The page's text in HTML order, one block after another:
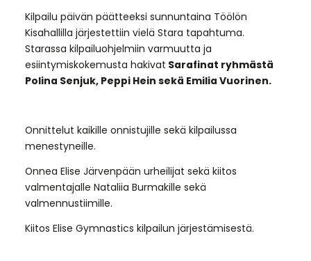
Kilpailu päivän päätteeksi sunnuntaina Töölön
Kisahallilla järjestettiin vielä Stara tapahtuma.
Starassa kilpailuohjelmiin varmuutta ja
esiintymiskokemusta hakivat Sarafinat ryhmästä
Polina Senjuk, Peppi Hein sekä Emilia Vuorinen.
Onnittelut kaikille onnistujille sekä kilpailussa
menestyneille.
Onnea Elise Järvenpään urheilijat sekä kiitos
valmentajalle Nataliia Burmakille sekä
valmennustiimille.
Kiitos Elise Gymnastics kilpailun järjestämisestä.